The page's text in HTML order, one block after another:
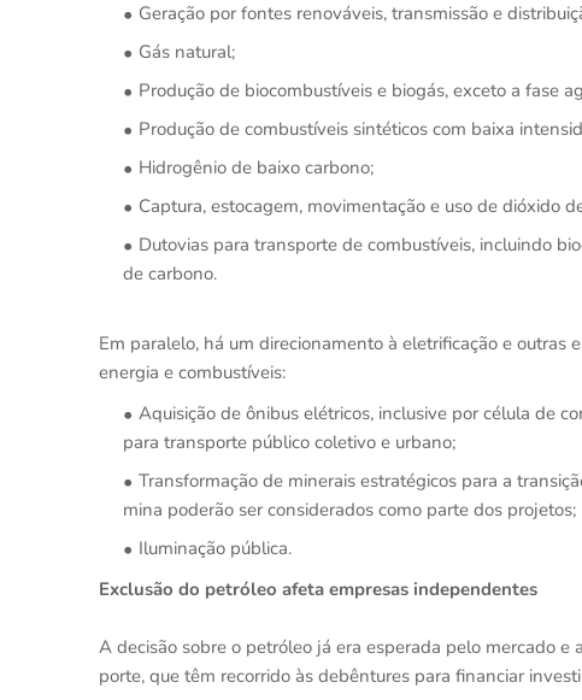
Geração por fontes renováveis, transmissão e
Gás natural;
Produção de biocombustíveis e biogás, exceto a fase
Produção de combustíveis sintéticos com baixa
Hidrogênio de baixo carbono;
Captura, estocagem, movimentação e uso de dióxido
Dutovias para transporte de combustíveis, incluindo
de carbono.
Em paralelo, há um direcionamento à eletrificação e
energia e combustíveis:
Aquisição de ônibus elétricos, inclusive por célula de
para transporte público coletivo e urbano;
Transformação de minerais estratégicos para a
mina poderão ser considerados como parte dos projetos;
Iluminação pública.
Exclusão do petróleo afeta empresas independentes
A decisão sobre o petróleo já era esperada pelo mercado
porte, que têm recorrido às debêntures para financiar